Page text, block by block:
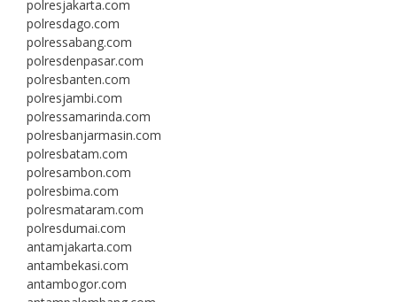
polresjakarta.com
polresdago.com
polressabang.com
polresdenpasar.com
polresbanten.com
polresjambi.com
polressamarinda.com
polresbanjarmasin.com
polresbatam.com
polresambon.com
polresbima.com
polresmataram.com
polresdumai.com
antamjakarta.com
antambekasi.com
antambogor.com